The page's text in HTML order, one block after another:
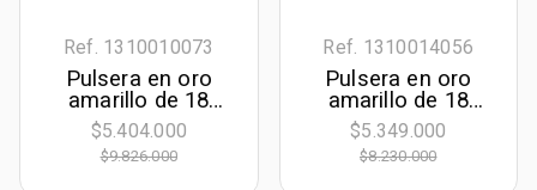
Ref. 1310010073
Pulsera en oro
amarillo de 18
Kilates, 21 cm. de
largo, 5 mm. de
ancho
$5.404.000
$9.826.000
Ref. 1310014056
Pulsera en oro
amarillo de 18
Kilates con visos,
19 cm. de largo,
4.50 mm. de
$5.349.000
$8.230.000